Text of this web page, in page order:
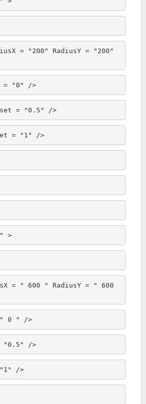
= "0" />
= "0.5" />
= "1" />
>
" 0 " />
"0.5" />
"1" />